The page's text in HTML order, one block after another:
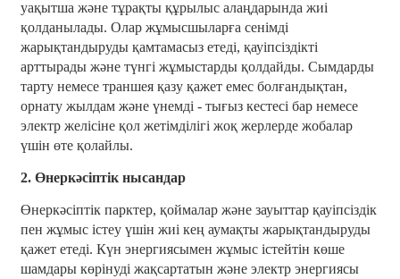
уақытша және тұрақты құрылыс алаңдарында жиі
қолданылады. Олар жұмысшыларға сенімді
жарықтандыруды қамтамасыз етеді, қауіпсіздікті
арттырады және түнгі жұмыстарды қолдайды. Сымдарды
тарту немесе траншея қазу қажет емес болғандықтан,
орнату жылдам және үнемді - тығыз кестесі бар немесе
электр желісіне қол жетімділігі жоқ жерлерде жобалар
үшін өте қолайлы.
2. Өнеркәсіптік нысандар
Өнеркәсіптік парктер, қоймалар және зауыттар қауіпсіздік
пен жұмыс істеу үшін жиі кең аумақты жарықтандыруды
қажет етеді. Күн энергиясымен жұмыс істейтін көше
шамдары көрінуді жақсартатын және электр энергиясы